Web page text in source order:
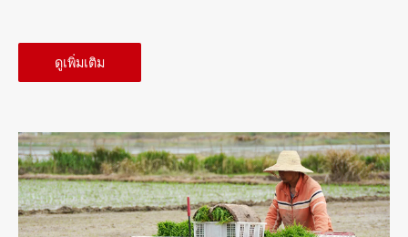
ดูเพิ่มเติม